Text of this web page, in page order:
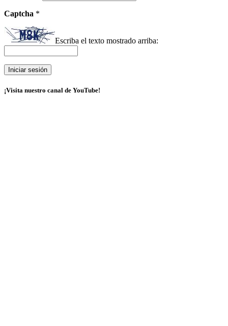
Captcha *
Escriba el texto mostrado arriba:
¡Visita nuestro canal de YouTube!